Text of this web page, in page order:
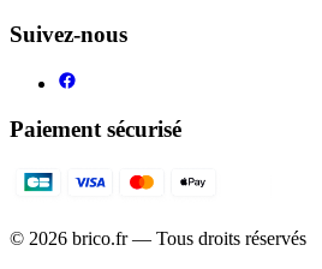
Suivez-nous
Paiement sécurisé
© 2026 brico.fr — Tous droits réservés